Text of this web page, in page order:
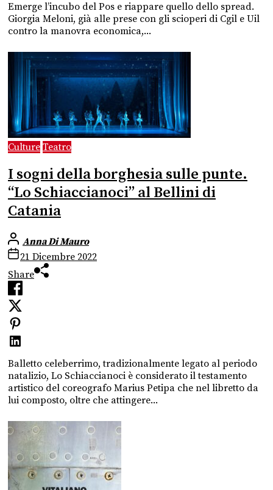
Emerge l’incubo del Pos e riappare quello dello spread.
Giorgia Meloni, già alle prese con gli scioperi di Cgil e Uil
contro la manovra economica,...
Culture Teatro
I sogni della borghesia sulle punte.
“Lo Schiaccianoci” al Bellini di
Catania
Anna Di Mauro
21 Dicembre 2022
Share
Balletto celeberrimo, tradizionalmente legato al periodo
natalizio, Lo Schiaccianoci è considerato il testamento
artistico del coreografo Marius Petipa che nel libretto da
lui composto, oltre che attingere...